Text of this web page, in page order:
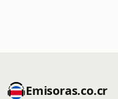
Emisoras.co.cr